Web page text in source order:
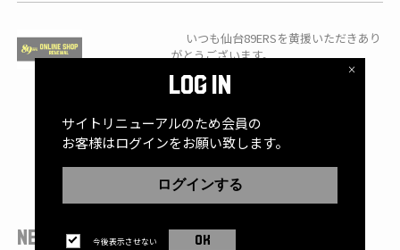
いつも仙台89ERSを黄援いただきあり
がとうございます。
7月1日(水)12:00より、仙台89ERSオンラ
す。
ズリワード」のGRIND(G)は、オンライン
ショップでのお買い物も対象に！
ーズンのお買い物をお楽しみください！
もっと見る
NEWS
LOG IN
サイトリニューアルのため会員の
お客様はログインをお願い致します。
ログインする
今後表示させない OK
×